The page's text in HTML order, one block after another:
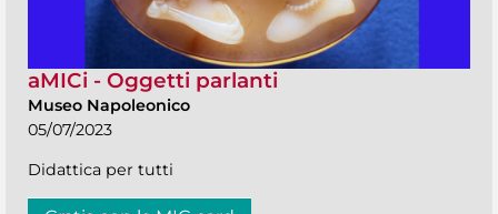
aMICi - Oggetti parlanti
Museo Napoleonico
05/07/2023
Didattica per tutti